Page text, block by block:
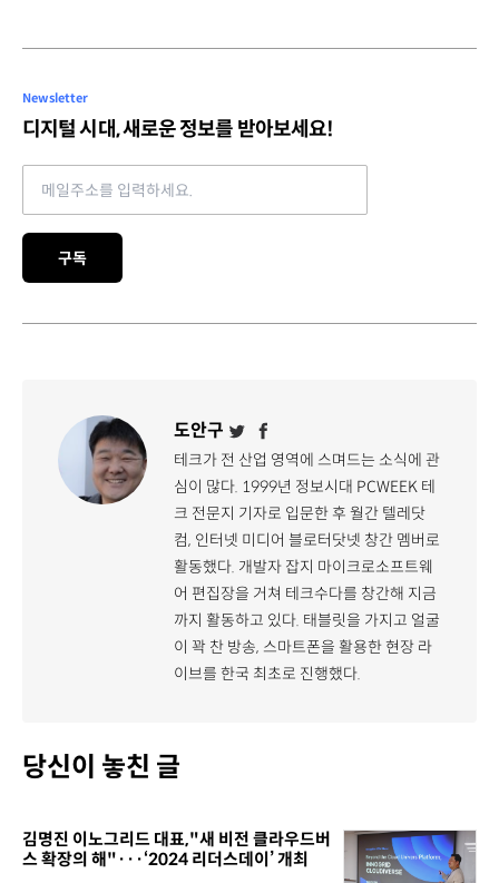
Newsletter
디지털 시대, 새로운 정보를 받아보세요!
Email address
구독
도안구
테크가 전 산업 영역에 스며드는 소식에 관
심이 많다. 1999년 정보시대 PCWEEK 테
크 전문지 기자로 입문한 후 월간 텔레닷
컴, 인터넷 미디어 블로터닷넷 창간 멤버로
활동했다. 개발자 잡지 마이크로소프트웨
어 편집장을 거쳐 테크수다를 창간해 지금
까지 활동하고 있다. 태블릿을 가지고 얼굴
이 꽉 찬 방송, 스마트폰을 활용한 현장 라
이브를 한국 최초로 진행했다.
당신이 놓친 글
김명진 이노그리드 대표,"새 비전 클라우드버
스 확장의 해"···‘2024 리더스데이’ 개최